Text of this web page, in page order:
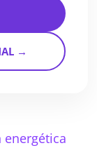
→
energética